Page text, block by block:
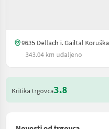
9635 Dellach i. Gailtal Koruška
343.04 km udaljeno
Kritika trgovca3.8